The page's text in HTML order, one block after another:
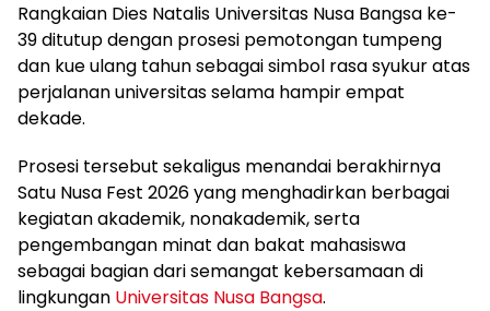
Rangkaian Dies Natalis Universitas Nusa Bangsa ke-
39 ditutup dengan prosesi pemotongan tumpeng
dan kue ulang tahun sebagai simbol rasa syukur atas
perjalanan universitas selama hampir empat
dekade.
Prosesi tersebut sekaligus menandai berakhirnya
Satu Nusa Fest 2026 yang menghadirkan berbagai
kegiatan akademik, nonakademik, serta
pengembangan minat dan bakat mahasiswa
sebagai bagian dari semangat kebersamaan di
lingkungan Universitas Nusa Bangsa.